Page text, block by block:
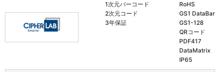
1次元バーコード
2次元コード
3年保証
RoHS
GS1 DataBar
GS1-128
QRコード
PDF417
DataMatrix
IP65